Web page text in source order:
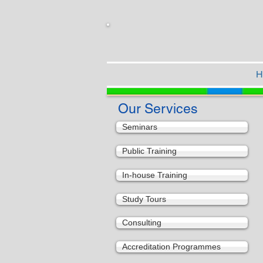
Our Services
Seminars
Public Training
In-house Training
Study Tours
Consulting
Accreditation Programmes